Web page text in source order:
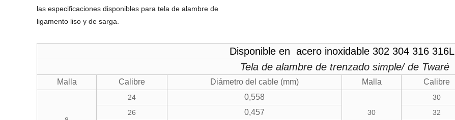
las especificaciones disponibles para tela de alambre de
ligamento liso y de sarga.
Disponible en acero inoxidable 302 304 316 316L
Tela de alambre de trenzado simple/ de Twaré
Malla Calibre Diámetro del cable (mm) Malla Calibre
24 0,558
30
30
26 0,457 32